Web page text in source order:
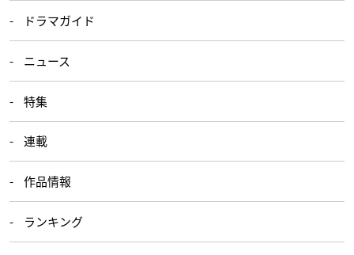
ドラマガイド
ニュース
特集
連載
作品情報
ランキング